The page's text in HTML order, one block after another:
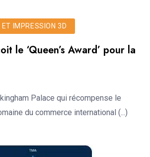
IMPRESSION 3D
le ‘Queen’s Award’ pour la
Palace qui récompense le
du commerce international (...)